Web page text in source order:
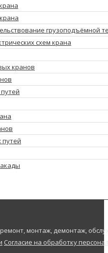
грузоподъёмной
схем крана
кранов
монтаж, демонтаж,
Согласие на обработку